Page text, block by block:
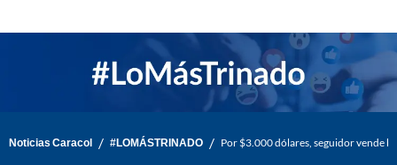
Noticias Caracol / #LOMÁSTRINADO / Por $3.000 dólares, seguidor vende